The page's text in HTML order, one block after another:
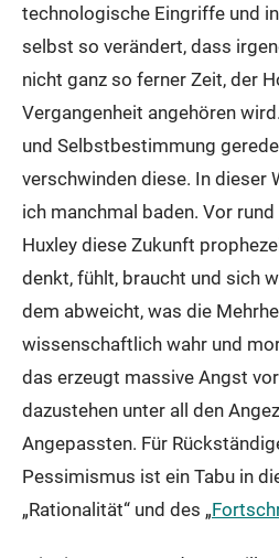
technologische Eingriffe und
selbst so verändert, dass
nicht ganz so ferner Zeit, der
Vergangenheit angehören
und Selbstbestimmung
verschwinden diese. In dieser
ich manchmal baden. Vor
Huxley diese Zukunft
denkt, fühlt, braucht und sich
dem abweicht, was die
wissenschaftlich wahr und
das erzeugt massive Angst
dazustehen unter all den
Angepassten. Für
Pessimismus ist ein Tabu in
„Rationalität“ und des „